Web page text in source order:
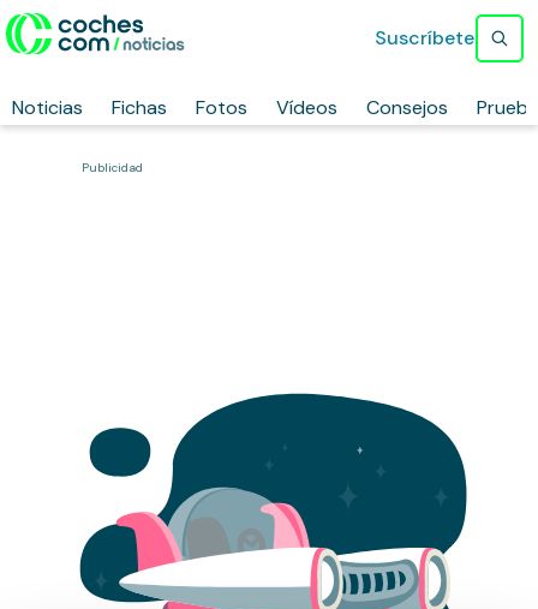
Noticias Fichas Fotos Vídeos Consejos
Suscríbete
Publicidad